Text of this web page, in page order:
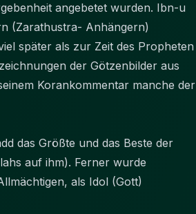
angebetet wurden. Ibn-u
(Zarathustra- Anhängern)
später als zur Zeit des Propheten
der Götzenbilder aus
Korankommentar manche der
das Größte und das Beste der
auf ihm). Ferner wurde
als Idol (Gott)